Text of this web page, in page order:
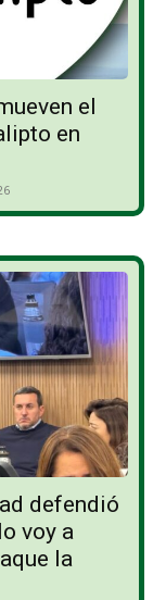
el
en
defendió
voy a
la